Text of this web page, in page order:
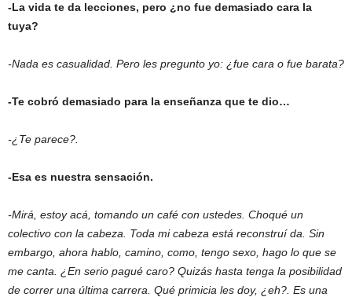
-La vida te da lecciones, pero ¿no fue demasiado cara la
tuya?
-Nada es casualidad. Pero les pregunto yo: ¿fue cara o fue barata?
-Te cobró demasiado para la enseñanza que te dio…
-¿Te parece?.
-Esa es nuestra sensación.
-Mirá, estoy acá, tomando un café con ustedes. Choqué un
colectivo con la cabeza. Toda mi cabeza está reconstruí da. Sin
embargo, ahora hablo, camino, como, tengo sexo, hago lo que se
me canta. ¿En serio pagué caro? Quizás hasta tenga la posibilidad
de correr una última carrera. Qué primicia les doy, ¿eh?. Es una